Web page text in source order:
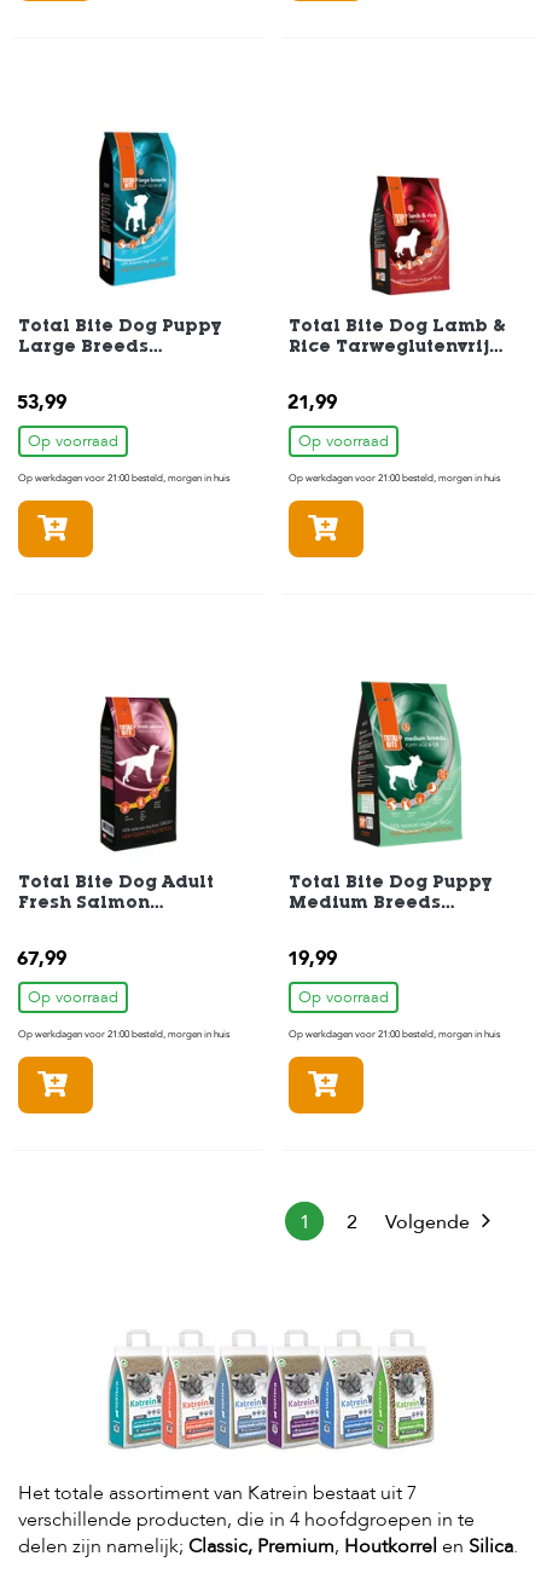
Total Bite Dog Puppy
Large Breeds
53,99
Op voorraad
Op werkdagen voor 21:00 besteld, morgen in huis
Total Bite Dog Lamb &
Rice Tarweglutenvrij
21,99
Op voorraad
Op werkdagen voor 21:00 besteld, morgen in huis
Total Bite Dog Adult
Fresh Salmon
67,99
Op voorraad
Op werkdagen voor 21:00 besteld, morgen in huis
Total Bite Dog Puppy
Medium Breeds
19,99
Op voorraad
Op werkdagen voor 21:00 besteld, morgen in huis
1 2 Volgende
Het totale assortiment van Katrein bestaat uit 7
verschillende producten, die in 4 hoofdgroepen in te
delen zijn namelijk; Classic, Premium, Houtkorrel en Silica.